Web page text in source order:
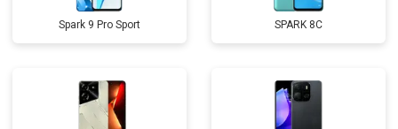
Spark 9 Pro Sport SPARK 8C